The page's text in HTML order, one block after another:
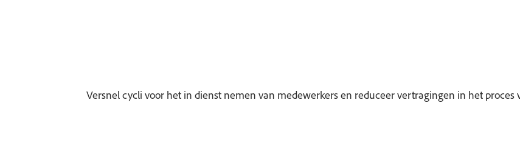
Versnel cycli voor het in dienst nemen van medewerkers en reduceer vertragingen in het